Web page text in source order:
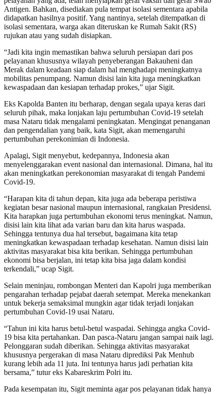
Antigen. Bahkan, disediakan pula tempat isolasi sementara apabila
didapatkan hasilnya positif. Yang nantinya, setelah ditempatkan di
isolasi sementara, warga akan diteruskan ke Rumah Sakit (RS)
rujukan atau yang sudah disiapkan.
“Jadi kita ingin memastikan bahwa seluruh persiapan dari pos
pelayanan khususnya wilayah penyeberangan Bakauheni dan
Merak dalam keadaan siap dalam hal menghadapi meningkatnya
mobilitas penumpang. Namun disisi lain kita juga meningkatkan
kewaspadaan dan kesiapan terhadap prokes,” ujar Sigit.
Eks Kapolda Banten itu berharap, dengan segala upaya keras dari
seluruh pihak, maka lonjakan laju pertumbuhan Covid-19 setelah
masa Nataru tidak mengalami peningkatan. Mengingat penanganan
dan pengendalian yang baik, kata Sigit, akan memengaruhi
pertumbuhan perekonimian di Indonesia.
Apalagi, Sigit menyebut, kedepannya, Indonesia akan
menyelenggarakan event nasional dan internasional. Dimana, hal itu
akan meningkatkan perekonomian masyarakat di tengah Pandemi
Covid-19.
“Harapan kita di tahun depan, kita juga ada beberapa peristiwa
kegiatan besar nasional maupun internasional, rangkaian Presidensi.
Kita harapkan juga pertumbuhan ekonomi terus meningkat. Namun,
disisi lain kita lihat ada varian baru dan kita harus waspada.
Sehingga tentunya dua hal tersebut, bagaimana kita tetap
meningkatkan kewaspadaan terhadap kesehatan. Namun disisi lain
aktivitas masyarakat bisa kita berikan. Sehingga pertumbuhan
ekonomi bisa berjalan, ini tetap kita bisa jaga dalam kondisi
terkendali,” ucap Sigit.
Selain meninjau, rombongan Menteri dan Kapolri juga memberikan
pengarahan terhadap pejabat daerah setempat. Mereka menekankan
untuk bekerja semaksimal mungkin agar tidak terjadi lonjakan
pertumbuhan Covid-19 usai Nataru.
“Tahun ini kita harus betul-betul waspadai. Sehingga angka Covid-
19 bisa kita pertahankan. Dan pasca-Nataru jangan sampai naik lagi.
Pelonggaran sudah diberikan. Sehingga aktivitas masyarakat
khususnya pergerakan di masa Nataru diprediksi Pak Menhub
kurang lebih ada 11 juta. Ini tentunya harus jadi perhatian kita
bersama,” tutur eks Kabareskrim Polri itu.
Pada kesempatan itu, Sigit meminta agar pos pelayanan tidak hanya